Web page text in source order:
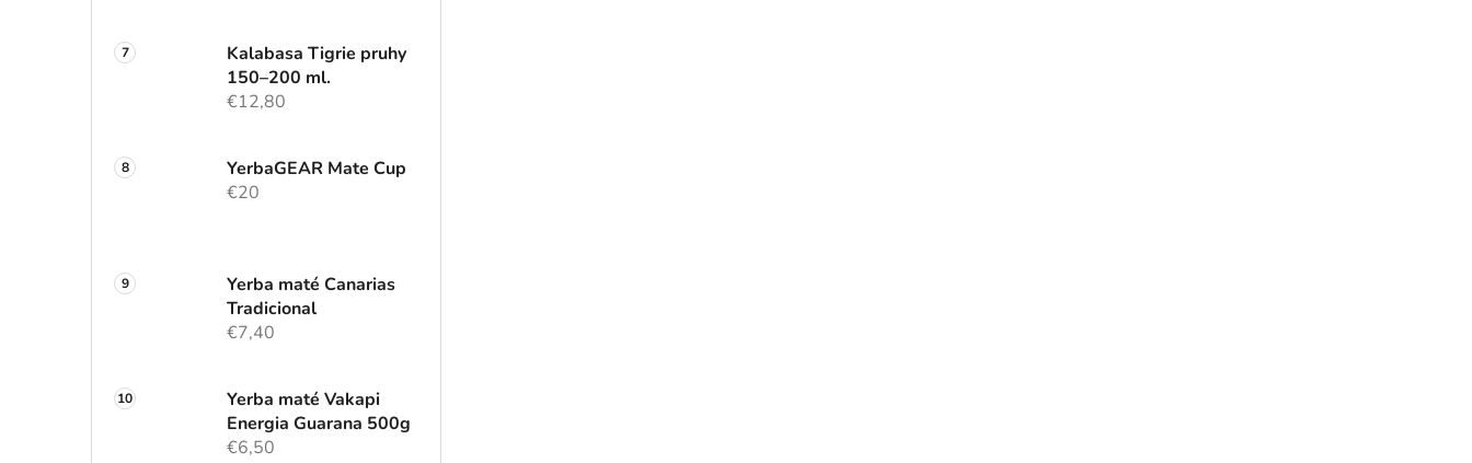
Kalabasa Tigrie pruhy
150–200 ml.
€12,80
YerbaGEAR Mate Cup
€20
Yerba maté Canarias
Tradicional
€7,40
Yerba maté Vakapi
Energia Guarana 500g
€6,50